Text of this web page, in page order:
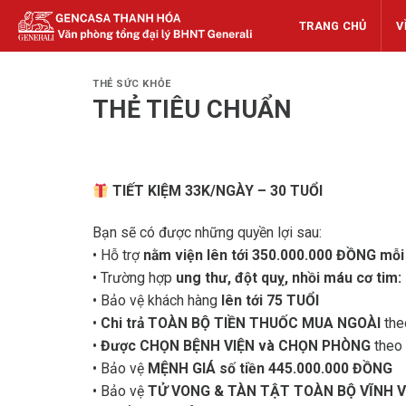
Skip
content
TRANG CHỦ
THẺ SỨC KHỎE
THẺ TIÊU CHUẨN
TIẾT KIỆM 33K/NGÀY – 30 TUỔI
Bạn sẽ có được những quyền lợi sau:
• Hỗ trợ nằm viện lên tới 350.000.000 ĐỒNG
• Trường hợp ung thư, đột quỵ, nhồi máu cơ
• Bảo vệ khách hàng lên tới 75 TUỔI
• Chi trả TOÀN BỘ TIỀN THUỐC MUA NGOÀI
• Được CHỌN BỆNH VIỆN và CHỌN PHÒNG theo
• Bảo vệ MỆNH GIÁ số tiền 445.000.000 ĐỒNG
• Bảo vệ TỬ VONG & TÀN TẬT TOÀN BỘ VĨNH